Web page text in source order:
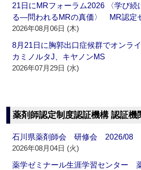
21日にMRフォーラム2026 〈学び続
る―問われるMRの真価〉 MR認定
2026年08月06日 (木)
8月21日に胸郭出口症候群でオンラ
カミノルタJ、キヤノンMS
2026年07月29日 (水)
薬剤師認定制度認証機構 認証機
石川県薬剤師会 研修会 2026/08
2026年08月04日 (火)
薬学ゼミナール生涯学習センター